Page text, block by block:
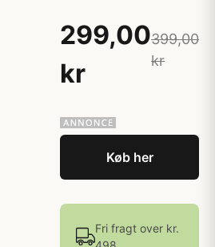
299,00
kr
399,00
kr
Køb her
Fri fragt over kr.